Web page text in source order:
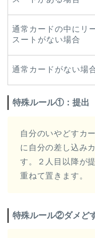
通常カードの中にリ
スートがない場合
通常カードがない場
特殊ルール①：提出
自分のいやどすカ
に自分の差し込み
す。２人目以降が
重ねて置きます。
特殊ルール②ダメど